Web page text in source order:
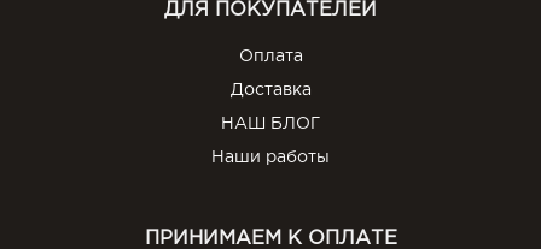
ДЛЯ ПОКУПАТЕЛЕЙ
Оплата
Доставка
НАШ БЛОГ
Наши работы
ПРИНИМАЕМ К ОПЛАТЕ